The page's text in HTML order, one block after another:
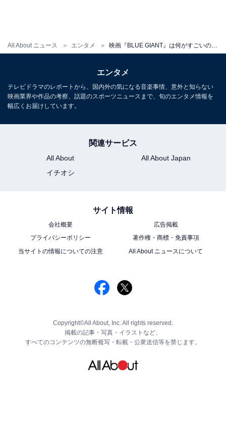
All About ニュース エンタメ 映画『BLUE GIANT』は何がすごいのか。高級ジャズクラブのような臨場感に冒頭から感動必至【ネタバレレビュー】
エンタメ
テレビドラマのレポートから、国内外の気になる音楽事情、意外と知らない
映画業界や作品の考察、話題のスポーツニュースまで、旬のエンタメ情報を
幅広くお届けしています。
関連サービス
All About
All About Japan
イチオシ
サイト情報
会社概要
広告掲載
プライバシーポリシー
著作権・商標・免責事項
当サイトの情報についての注意
All About ニュースについて
Copyright©All About, Inc. All rights reserved.
掲載の記事・写真・イラストなど、
すべてのコンテンツの無断複写・転載・公衆送信等を禁じます。